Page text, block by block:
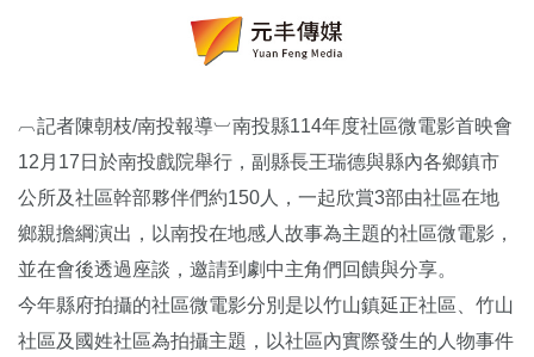
︹記者陳朝枝/南投報導︺南投縣114年度社區微電影首映會
12月17日於南投戲院舉行，副縣長王瑞德與縣內各鄉鎮市
公所及社區幹部夥伴們約150人，一起欣賞3部由社區在地
鄉親擔綱演出，以南投在地感人故事為主題的社區微電影，
並在會後透過座談，邀請到劇中主角們回饋與分享。
今年縣府拍攝的社區微電影分別是以竹山鎮延正社區、竹山
社區及國姓社區為拍攝主題，以社區內實際發生的人物事件